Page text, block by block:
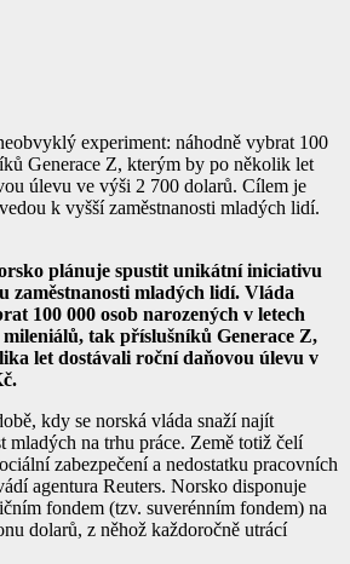
experiment: náhodně vybrat 100
Generace Z, kterým by po několik let
úlevu ve výši 2 700 dolarů. Cílem je
k vyšší zaměstnanosti mladých lidí.
plánuje spustit unikátní iniciativu
zaměstnanosti mladých lidí. Vláda
100 000 osob narozených v letech
mileniálů, tak příslušníků Generace Z,
let dostávali roční daňovou úlevu v
kdy se norská vláda snaží najít
mladých na trhu práce. Země totiž čelí
zabezpečení a nedostatku pracovních
agentura Reuters. Norsko disponuje
fondem (tzv. suverénním fondem) na
dolarů, z něhož každoročně utrácí